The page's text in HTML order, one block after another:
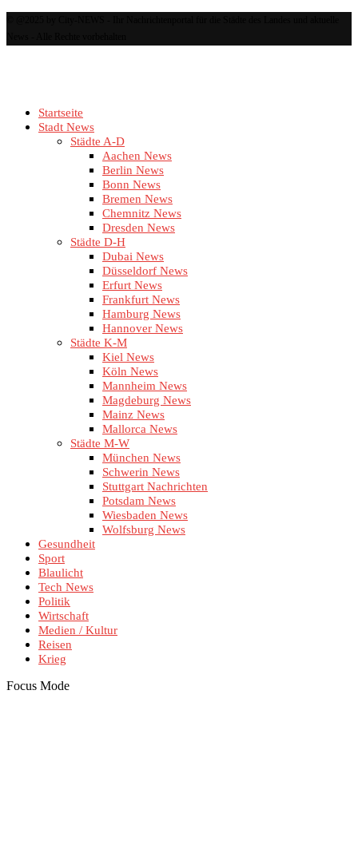
Startseite
Stadt News
Städte A-D
Aachen News
Berlin News
Bonn News
Bremen News
Chemnitz News
Dresden News
Städte D-H
Dubai News
Düsseldorf News
Erfurt News
Frankfurt News
Hamburg News
Hannover News
Städte K-M
Kiel News
Köln News
Mannheim News
Magdeburg News
Mainz News
Mallorca News
Städte M-W
München News
Schwerin News
Stuttgart Nachrichten
Potsdam News
Wiesbaden News
Wolfsburg News
Gesundheit
Sport
Blaulicht
Tech News
Politik
Wirtschaft
Medien / Kultur
Reisen
Krieg
Focus Mode